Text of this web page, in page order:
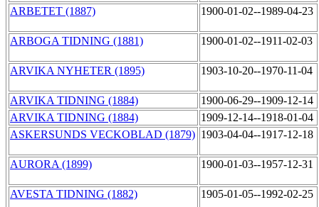
ARBETET (1887) 1900-01-02--1989-04-23
ARBOGA TIDNING (1881) 1900-01-02--1911-02-03
ARVIKA NYHETER (1895) 1903-10-20--1970-11-04
ARVIKA TIDNING (1884)
1900-06-29--1909-12-14
ARVIKA TIDNING (1884)
1909-12-14--1918-01-04
ASKERSUNDS VECKOBLAD (1879) 1903-04-04--1917-12-18
AURORA (1899) 1900-01-03--1957-12-31
AVESTA TIDNING (1882) 1905-01-05--1992-02-25